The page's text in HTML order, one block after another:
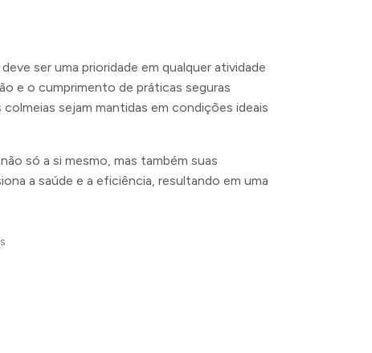
deve ser uma prioridade em qualquer atividade
e o cumprimento de práticas seguras
sejam mantidas em condições ideais
só a si mesmo, mas também suas
a saúde e a eficiência, resultando em uma